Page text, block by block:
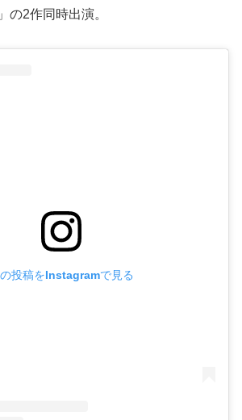
の2作同時出演。
投稿をInstagramで見る